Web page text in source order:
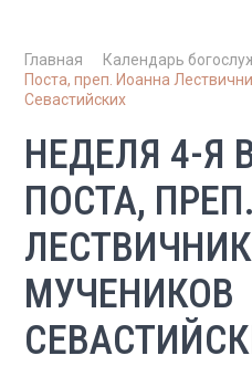
Главная Календарь
Поста, преп. Иоанна
Севастийских
НЕДЕЛЯ 4-Я
ПОСТА,
МУЧЕНИКОВ